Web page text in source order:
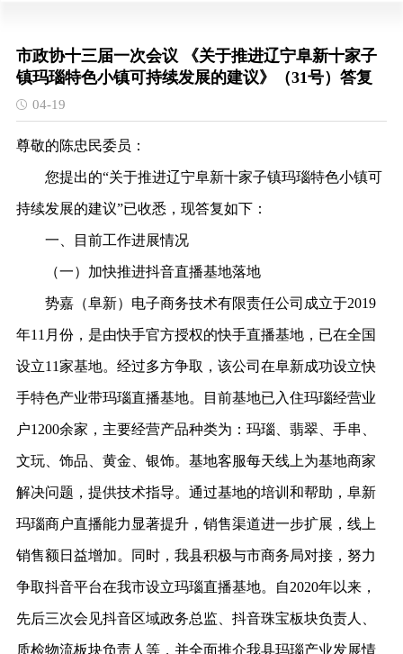
市政协十三届一次会议 《关于推进辽宁阜新十家子
镇玛瑙特色小镇可持续发展的建议》（31号）答复
04-19
尊敬的陈忠民委员：
您提出的“关于推进辽宁阜新十家子镇玛瑙特色小镇可
持续发展的建议”已收悉，现答复如下：
一、目前工作进展情况
（一）加快推进抖音直播基地落地
势嘉（阜新）电子商务技术有限责任公司成立于2019
年11月份，是由快手官方授权的快手直播基地，已在全国
设立11家基地。经过多方争取，该公司在阜新成功设立快
手特色产业带玛瑙直播基地。目前基地已入住玛瑙经营业
户1200余家，主要经营产品种类为：玛瑙、翡翠、手串、
文玩、饰品、黄金、银饰。基地客服每天线上为基地商家
解决问题，提供技术指导。通过基地的培训和帮助，阜新
玛瑙商户直播能力显著提升，销售渠道进一步扩展，线上
销售额日益增加。同时，我县积极与市商务局对接，努力
争取抖音平台在我市设立玛瑙直播基地。自2020年以来，
先后三次会见抖音区域政务总监、抖音珠宝板块负责人、
质检物流板块负责人等，并全面推介我县玛瑙产业发展情